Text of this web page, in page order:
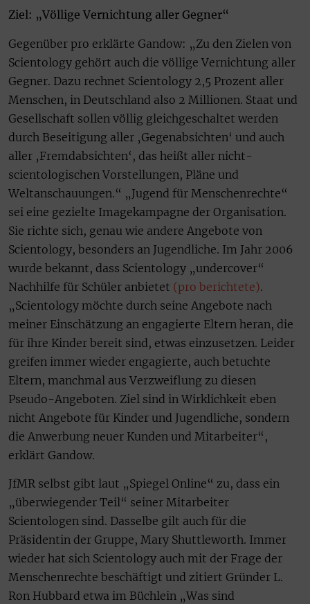
Ziel: „Völlige Vernichtung aller Gegner“
Gegenüber pro erklärte Gandow: „Zu den Zielen von
Scientology gehört auch die völlige Vernichtung aller
Gegner. Dazu rechnet Scientology 2,5 Prozent aller
Menschen, in Deutschland also 2 Millionen. Staat und
Gesellschaft sollen völlig gleichgeschaltet werden
durch Beseitigung aller ‚Gegenabsichten‘ und auch
aller ‚Fremdabsichten‘, das heißt aller nicht-
scientologischen Vorstellungen, Pläne und
Weltanschauungen.“ „Jugend für Menschenrechte“
sei eine gezielte Imagekampagne der Organisation.
Sie richte sich, genau wie andere Angebote von
Scientology, besonders an Jugendliche. Im Jahr 2006
wurde bekannt, dass Scientology „undercover“
Nachhilfe für Schüler anbietet (pro berichtete).
„Scientology möchte durch seine Angebote nach
meiner Einschätzung an engagierte Eltern heran, die
für ihre Kinder bereit sind, etwas einzusetzen. Leider
greifen immer wieder engagierte, auch betuchte
Eltern, manchmal aus Verzweiflung zu diesen
Pseudo-Angeboten. Ziel sind in Wirklichkeit eben
nicht Angebote für Kinder und Jugendliche, sondern
die Anwerbung neuer Kunden und Mitarbeiter“,
erklärt Gandow.
JfMR selbst gibt laut „Spiegel Online“ zu, dass ein
„überwiegender Teil“ seiner Mitarbeiter
Scientologen sind. Dasselbe gilt auch für die
Präsidentin der Gruppe, Mary Shuttleworth. Immer
wieder hat sich Scientology auch mit der Frage der
Menschenrechte beschäftigt und zitiert Gründer L.
Ron Hubbard etwa im Büchlein „Was sind